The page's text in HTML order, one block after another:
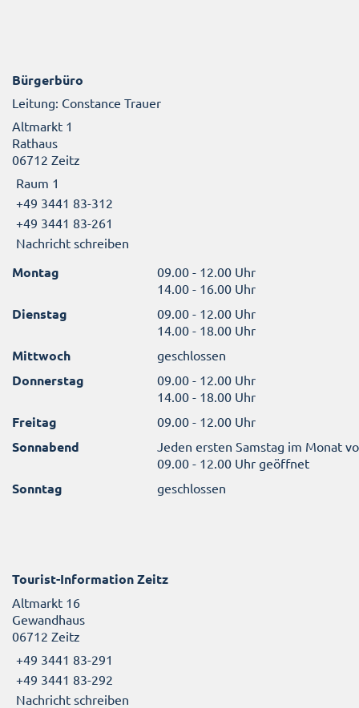
Bürgerbüro
Leitung: Constance Trauer
Altmarkt 1
Rathaus
06712 Zeitz
Raum 1
+49 3441 83-312
+49 3441 83-261
Nachricht schreiben
Montag
09.00 - 12.00 Uhr
14.00 - 16.00 Uhr
Dienstag
09.00 - 12.00 Uhr
14.00 - 18.00 Uhr
Mittwoch geschlossen
Donnerstag
09.00 - 12.00 Uhr
14.00 - 18.00 Uhr
Freitag 09.00 - 12.00 Uhr
Sonnabend
Jeden ersten Samstag im Monat
09.00 - 12.00 Uhr geöffnet
Sonntag geschlossen
Tourist-Information Zeitz
Altmarkt 16
Gewandhaus
06712 Zeitz
+49 3441 83-291
+49 3441 83-292
Nachricht schreiben